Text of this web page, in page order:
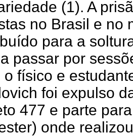
(1). A
no Brasil e no
para a
passar por
o físico e
foi expulso
477 e parte
onde